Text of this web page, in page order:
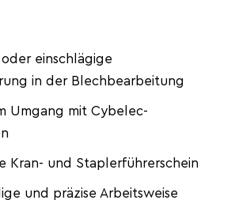
einschlägige
in der Blechbearbeitung
Umgang mit Cybelec-
Kran- und Staplerführerschein
und präzise Arbeitsweise